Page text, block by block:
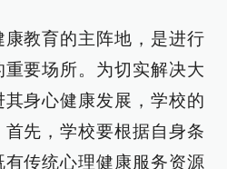
教育的主阵地，是进行
要场所。为切实解决大
身心健康发展，学校的
先，学校要根据自身条
传统心理健康服务资源